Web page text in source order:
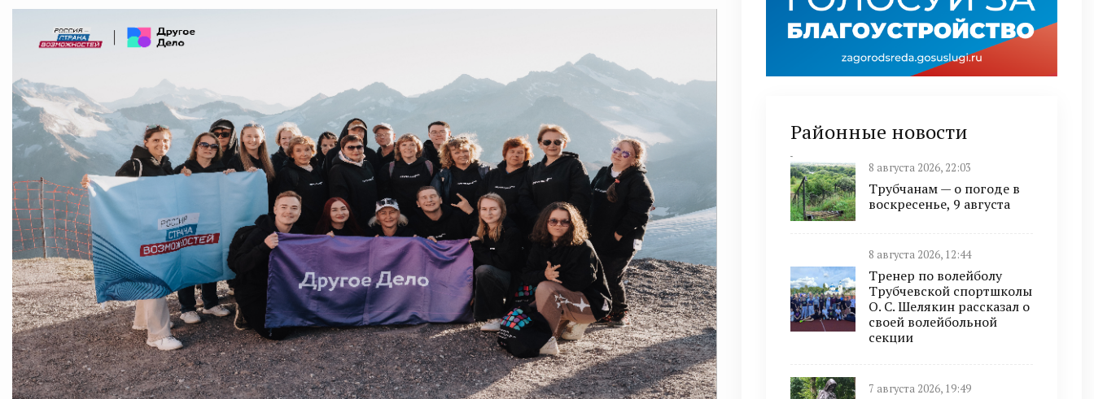
Районные новости
8 августа 2026, 22:03
Трубчанам — о погоде в
воскресенье, 9 августа
8 августа 2026, 12:44
Тренер по волейболу
Трубчевской спортшколы
О. С. Шелякин рассказал о
своей волейбольной
секции
7 августа 2026, 19:49